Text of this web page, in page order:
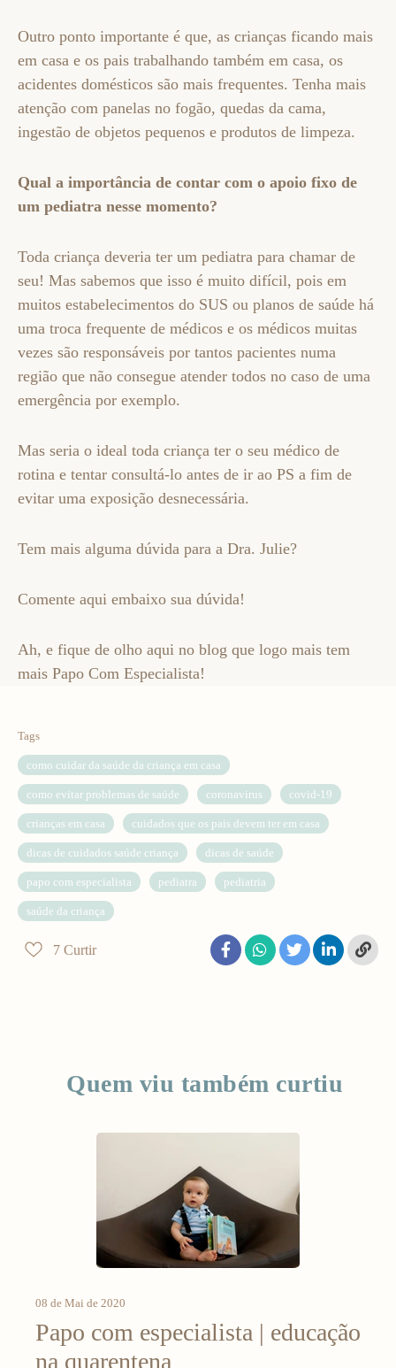
Outro ponto importante é que, as crianças ficando mais
em casa e os pais trabalhando também em casa, os
acidentes domésticos são mais frequentes. Tenha mais
atenção com panelas no fogão, quedas da cama,
ingestão de objetos pequenos e produtos de limpeza.
Qual a importância de contar com o apoio fixo de
um pediatra nesse momento?
Toda criança deveria ter um pediatra para chamar de
seu! Mas sabemos que isso é muito difícil, pois em
muitos estabelecimentos do SUS ou planos de saúde há
uma troca frequente de médicos e os médicos muitas
vezes são responsáveis por tantos pacientes numa
região que não consegue atender todos no caso de uma
emergência por exemplo.
Mas seria o ideal toda criança ter o seu médico de
rotina e tentar consultá-lo antes de ir ao PS a fim de
evitar uma exposição desnecessária.
Tem mais alguma dúvida para a Dra. Julie?
Comente aqui embaixo sua dúvida!
Ah, e fique de olho aqui no blog que logo mais tem
mais Papo Com Especialista!
Tags
como cuidar da saúde da criança em casa
como evitar problemas de saúde coronavirus covid-19
crianças em casa cuidados que os pais devem ter em casa
dicas de cuidados saúde criança dicas de saúde
papo com especialista pediatra pediatria
saúde da criança
7 Curtir
Quem viu também curtiu
08 de Mai de 2020
Papo com especialista | educação
na quarentena